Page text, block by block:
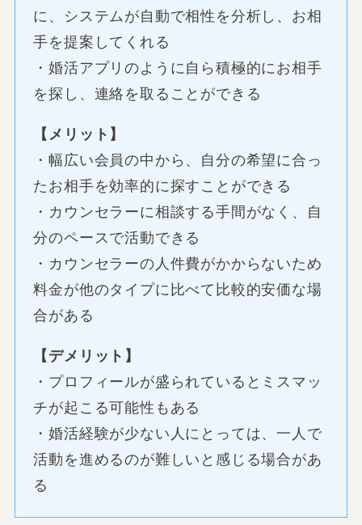
に、システムが自動で相性を分析し、お相
手を提案してくれる
・婚活アプリのように自ら積極的にお相手
を探し、連絡を取ることができる
【メリット】
・幅広い会員の中から、自分の希望に合っ
たお相手を効率的に探すことができる
・カウンセラーに相談する手間がなく、自
分のペースで活動できる
・カウンセラーの人件費がかからないため
料金が他のタイプに比べて比較的安価な場
合がある
【デメリット】
・プロフィールが盛られているとミスマッ
チが起こる可能性もある
・婚活経験が少ない人にとっては、一人で
活動を進めるのが難しいと感じる場合があ
る